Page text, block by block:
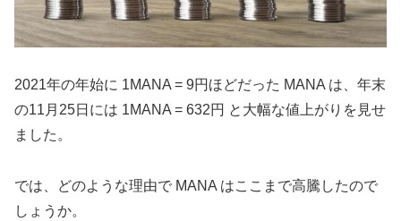
2021年の年始に 1MANA = 9円ほどだった MANA は、年末
の11月25日には 1MANA = 632円 と大幅な値上がりを見せ
ました。
では、どのような理由で MANA はここまで高騰したので
しょうか。